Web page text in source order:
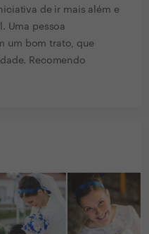
de ir mais além e
Uma pessoa
um bom trato, que
Recomendo